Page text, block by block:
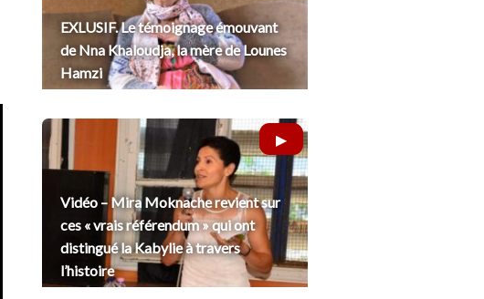
EXLUSIF. Le témoignage émouvant
de Nna Khaloudja, la mère de Lounes
Hamzi
Vidéo – Mira Moknache revient sur
ces « vrais référendum » qui ont
distingué la Kabylie à travers
l’histoire